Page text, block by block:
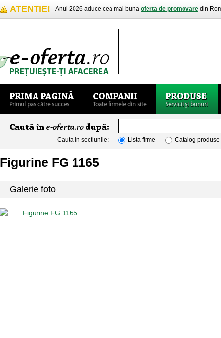
ATENTIE! Anul 2026 aduce cea mai buna oferta de promovare din
Cauta in sectiunile: Lista firme Catalog produse
Figurine FG 1165
Galerie foto